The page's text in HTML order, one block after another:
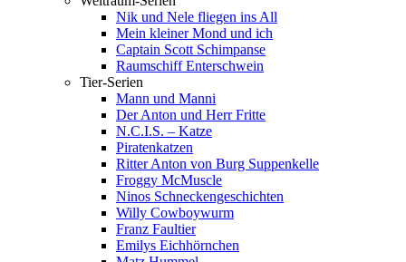
Nik und Nele fliegen ins All
Mein kleiner Mond und ich
Captain Scott Schimpanse
Raumschiff Enterschwein
Tier-Serien
Mann und Manni
Der Anton und Herr Fritte
N.C.I.S. – Katze
Piratenkatzen
Ritter Anton von Burg Suppenkelle
Froggy McMuscle
Ninos Schneckengeschichten
Willy Cowboywurm
Franz Faultier
Emilys Eichhörnchen